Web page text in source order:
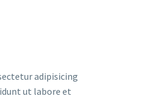
adipisicing
ut labore et